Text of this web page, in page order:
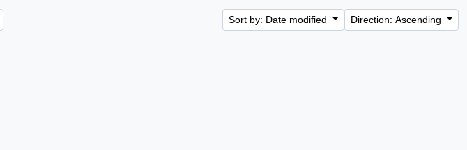
Sort by: Date modified Direction: Ascending